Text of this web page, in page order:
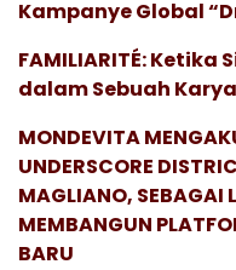
Kampanye Global
FAMILIARITÉ:
dalam Sebuah
MONDEVITA
UNDERSCORE
MAGLIANO, SEBAGAI
MEMBANGUN
BARU